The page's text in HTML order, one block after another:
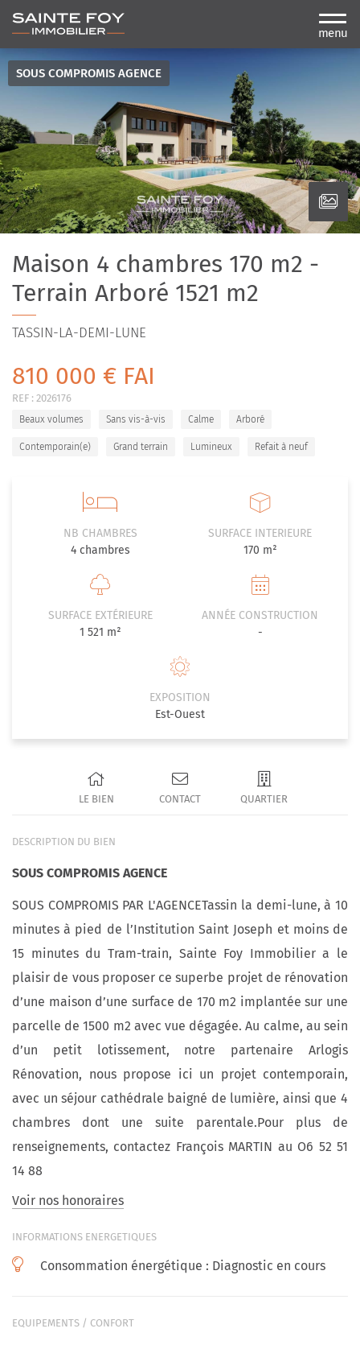
menu
SOUS COMPROMIS AGENCE
Maison 4 chambres 170 m2 -
Terrain Arboré 1521 m2
TASSIN-LA-DEMI-LUNE
810 000 € FAI
REF : 2026176
Beaux volumes Sans vis-à-vis Calme Arboré
Contemporain(e) Grand terrain Lumineux Refait à neuf
NB CHAMBRES
4 chambres
SURFACE INTERIEURE
170 m²
SURFACE EXTÉRIEURE
1 521 m²
ANNÉE CONSTRUCTION
-
EXPOSITION
Est-Ouest
LE BIEN CONTACT QUARTIER
DESCRIPTION DU BIEN
SOUS COMPROMIS AGENCE
SOUS COMPROMIS PAR L'AGENCETassin la demi-lune, à 10
minutes à pied de l’Institution Saint Joseph et moins de
15 minutes du Tram-train, Sainte Foy Immobilier a le
plaisir de vous proposer ce superbe projet de rénovation
d’une maison d’une surface de 170 m2 implantée sur une
parcelle de 1500 m2 avec vue dégagée. Au calme, au sein
d’un petit lotissement, notre partenaire Arlogis
Rénovation, nous propose ici un projet contemporain,
avec un séjour cathédrale baigné de lumière, ainsi que 4
chambres dont une suite parentale.Pour plus de
renseignements, contactez François MARTIN au O6 52 51
14 88
Voir nos honoraires
INFORMATIONS ENERGETIQUES
Consommation énergétique : Diagnostic en cours
EQUIPEMENTS / CONFORT